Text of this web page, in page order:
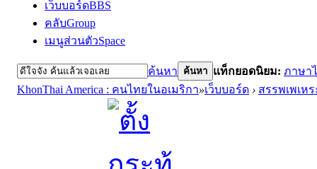
เว็บบอร์ดBBS
คลับGroup
เมนูส่วนตัวSpace
ค้นหา ค้นหา แท็กยอดนิยม: ภาษา
KhonThai America : คนไทยในอเมริกา»เว็บบอร์ด › สรรพเพเหร